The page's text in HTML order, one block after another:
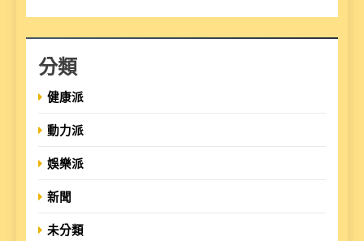
分類
健康派
動力派
娛樂派
新聞
未分類